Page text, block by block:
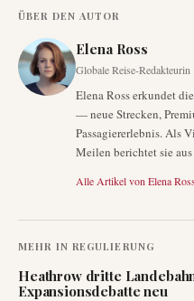
ÜBER DEN AUTOR
Elena Ross
Globale Reise-Redakteurin
Elena Ross erkundet
— neue Strecken,
Passagiererlebnis. Als
Meilen berichtet sie aus
Alle Artikel von Elena
MEHR IN REGULIERUNG
Heathrow dritte
Expansionsdebatte neu